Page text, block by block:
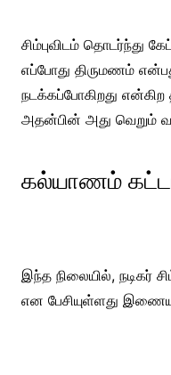
சிம்புவிடம் தொடர்ந்து
எப்போது திருமணம்
நடக்கப்போகிறது
அதன்பின் அது வெறும்
கல்யாணம்
இந்த நிலையில், நடிகர்
என பேசியுள்ளது